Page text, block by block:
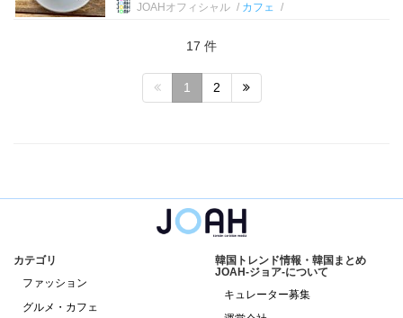
JOAHオフィシャル カフェ
17 件
1 2
カテゴリ
ファッション
グルメ・カフェ
韓国トレンド情報・韓国まとめ
JOAH-ジョア-について
キュレーター募集